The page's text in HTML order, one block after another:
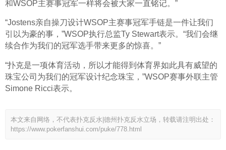
和WSOP主赛事冠军一样将会被大家一直铭记。”
“Jostens亲自操刀设计WSOP主赛事冠军手链是一件让我们
引以为豪的事，”WSOP执行总监Ty Stewart表示。“我们会继
续合作为我们的冠军选手带来更多的惊喜。”
“扑克是一项体育活动，所以才能得到体育界如此具有威望的
珠宝公司为我们的冠军设计纪念珠宝，”WSOP赛事外联主管
Simone Ricci表示。
本文来自网络，不代表扑克反水|德州扑克反水立场，转载请注明出处：
https://www.pokerfanshui.com/puke/778.html